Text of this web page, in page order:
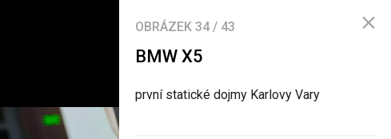
OBRÁZEK 34/ 43
BMW X5
první statické dojmy Karlovy Vary